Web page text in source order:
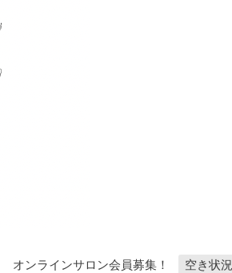
オンラインサロン会員募集！
空き状況